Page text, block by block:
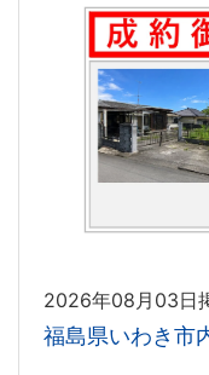
2026年08月03日
福島県いわき市